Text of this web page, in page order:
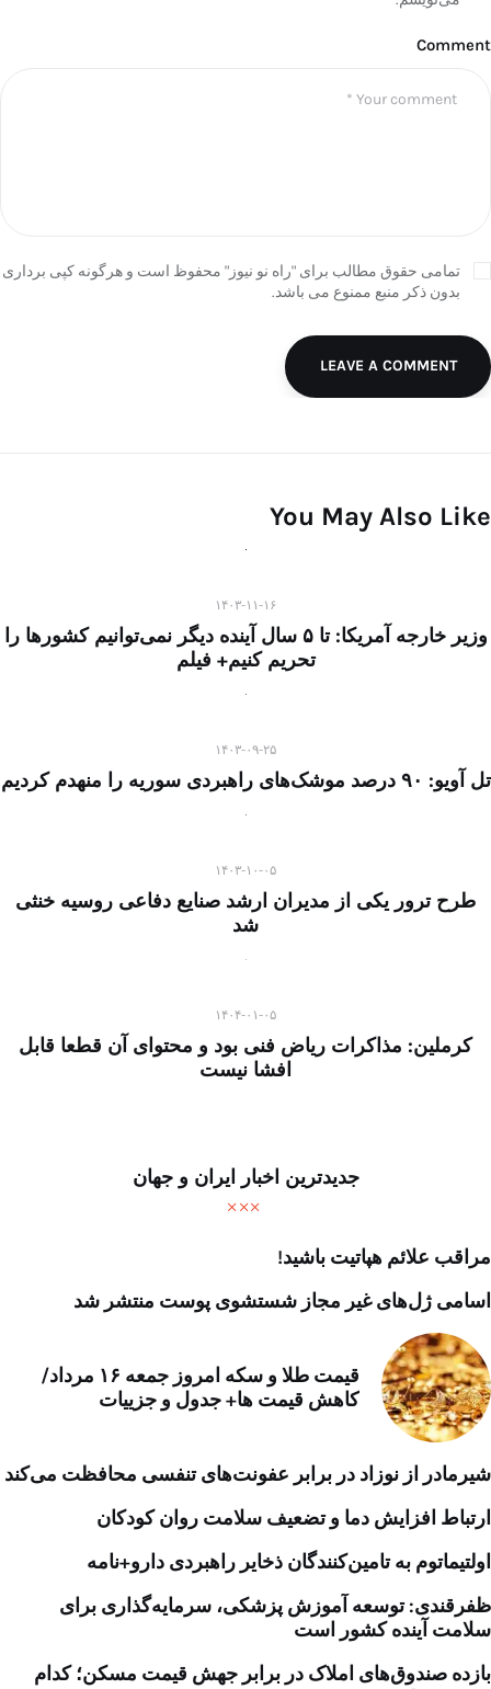
Comment
تمامی حقوق مطالب برای "راه نو نیوز" محفوظ است و هرگونه کپی برداری
بدون ذکر منبع ممنوع می باشد.
LEAVE A COMMENT
You May Also Like
۱۴۰۳-۱۱-۱۶
وزیر خارجه آمریکا: تا ۵ سال آینده دیگر نمی‌توانیم کشورها را
تحریم کنیم+ فیلم
۱۴۰۳-۰۹-۲۵
تل آویو: ۹۰ درصد موشک‌های راهبردی سوریه را منهدم کردیم
۱۴۰۳-۱۰-۰۵
طرح ترور یکی از مدیران ارشد صنایع دفاعی روسیه خنثی
شد
۱۴۰۴-۰۱-۰۵
کرملین: مذاکرات ریاض فنی بود و محتوای آن قطعا قابل
افشا نیست
جدیدترین اخبار ایران و جهان
مراقب علائم هپاتیت باشید!
اسامی ژل‌های غیر مجاز شستشوی پوست منتشر شد
قیمت طلا و سکه امروز جمعه ۱۶ مرداد/
کاهش قیمت ها+ جدول و جزییات
شیرمادر از نوزاد در برابر عفونت‌های تنفسی محافظت می‌کند
ارتباط افزایش دما و تضعیف سلامت روان کودکان
اولتیماتوم به تامین‌کنندگان ذخایر راهبردی دارو+نامه
ظفرقندی: توسعه آموزش پزشکی، سرمایه‌گذاری برای
سلامت آینده کشور است
بازده صندوق‌های املاک در برابر جهش قیمت مسکن؛ کدام